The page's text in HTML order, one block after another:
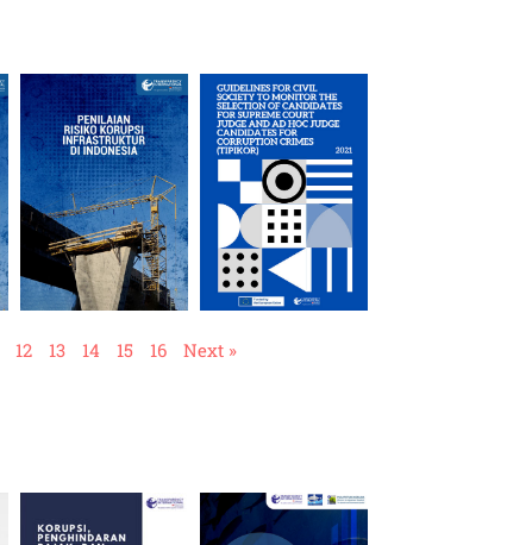
12 13 14 15 16 Next »